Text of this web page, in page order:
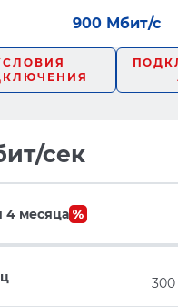
900 Мбит/с
сек
4 месяца